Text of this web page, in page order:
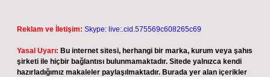
Reklam ve İletişim: Skype: live:.cid.575569c608265c69
Yasal Uyarı: Bu internet sitesi, herhangi bir marka, kurum veya şahıs
şirketi ile hiçbir bağlantısı bulunmamaktadır. Sitede yalnızca kendi
hazırladığımız makaleler paylaşılmaktadır. Burada yer alan içerikler